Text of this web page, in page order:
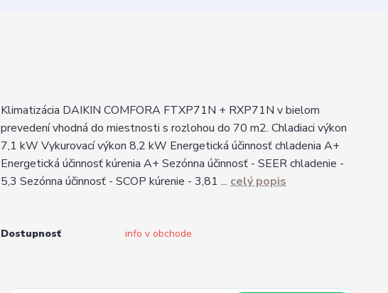
Klimatizácia DAIKIN COMFORA FTXP71N + RXP71N v bielom
prevedení vhodná do miestnosti s rozlohou do 70 m2. Chladiaci výkon
7,1 kW Vykurovací výkon 8,2 kW Energetická účinnosť chladenia A+
Energetická účinnosť kúrenia A+ Sezónna účinnosť - SEER chladenie -
5,3 Sezónna účinnosť - SCOP kúrenie - 3,81 ... celý popis
Dostupnosť info v obchode